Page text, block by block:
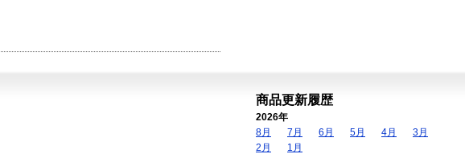
商品更新履歴
2026年
8月
7月 6月 5月 4月
3月
2月
1月